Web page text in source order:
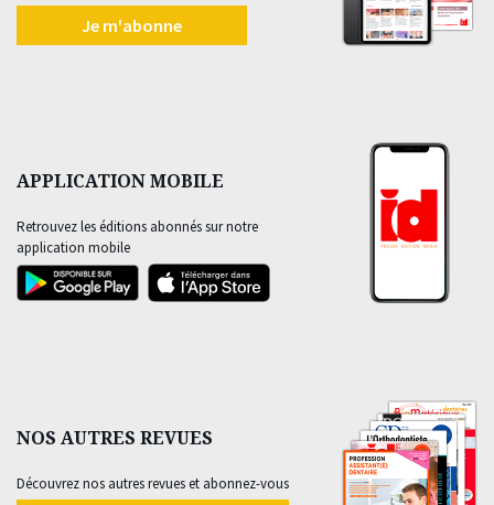
Je m'abonne
APPLICATION MOBILE
Retrouvez les éditions abonnés sur notre
application mobile
NOS AUTRES REVUES
Découvrez nos autres revues et abonnez-vous